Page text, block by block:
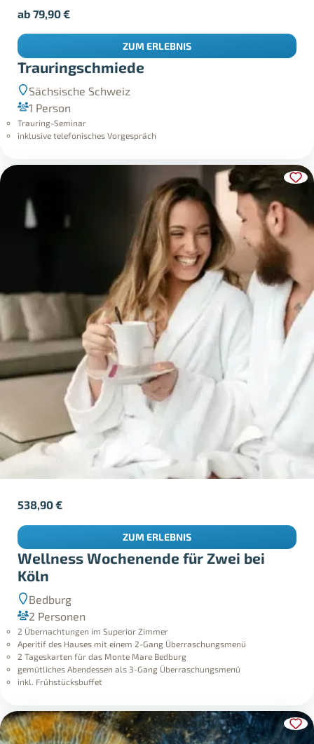
Trauringschmiede
Sächsische Schweiz
1 Person
Trauring-Seminar
inklusive telefonisches Vorgespräch
ab79,90€
ZUM ERLEBNIS
Wellness Wochenende für Zwei bei
Köln
Bedburg
2 Personen
2 Übernachtungen im Superior Zimmer
Aperitif des Hauses mit einem 2-Gang Überraschungsmenü
2 Tageskarten für das Monte Mare Bedburg
gemütliches Abendessen als 3-Gang Überraschungsmenü
inkl. Frühstücksbuffet
538,90€
ZUM ERLEBNIS